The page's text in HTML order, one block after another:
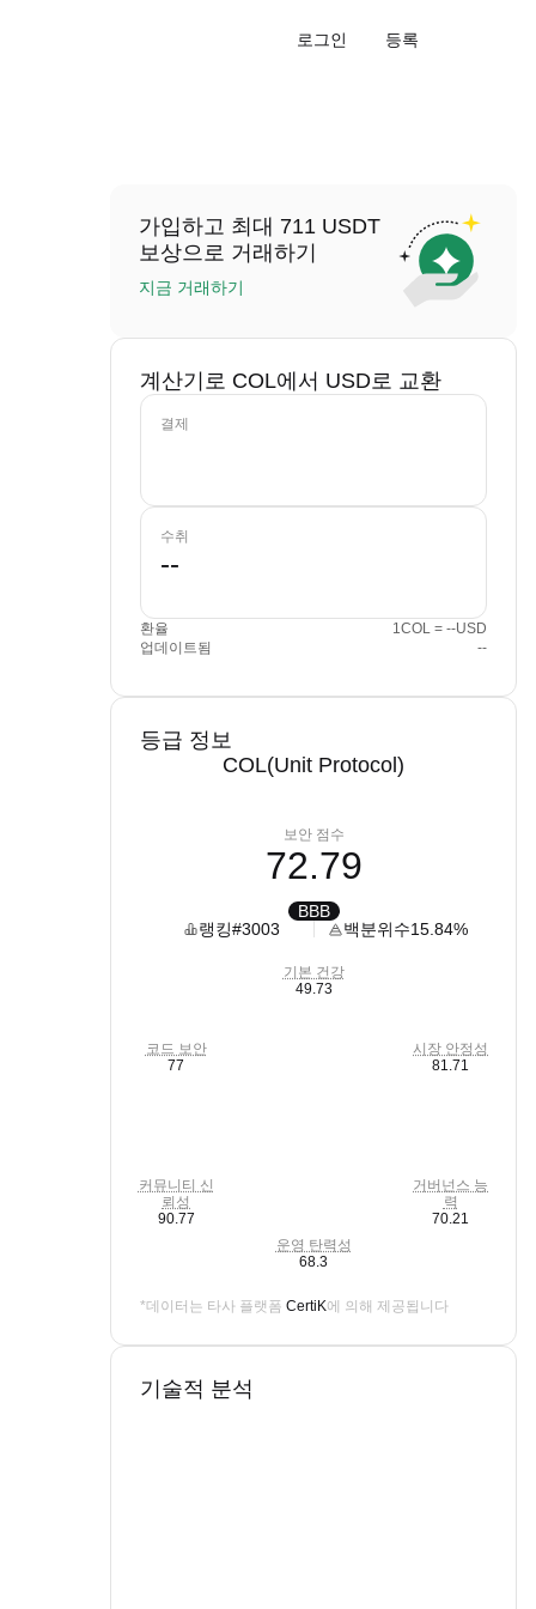
로그인 등록
가입하고 최대 711 USDT
보상으로 거래하기
지금 거래하기
계산기로 COL에서 USD로 교환
결제
수취
환율
1COL = --USD
업데이트됨
--
등급 정보
COL(Unit Protocol)
보안 점수
72.79
BBB
랭킹#3003 백분위수15.84%
기본 건강
49.73
코드 보안
77
커뮤니티 신
뢰성
90.77
운영 탄력성
68.3
거버넌스 능
력
70.21
시장 안정성
81.71
*데이터는 타사 플랫폼 CertiK에 의해 제공됩니다
기술적 분석